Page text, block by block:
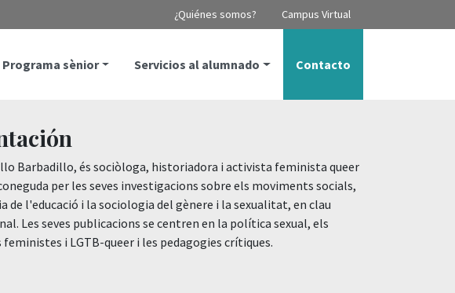
¿Quiénes somos? Campus Virtual
Programa sènior Servicios al alumnado Contacto
Barbadillo, és sociòloga, historiadora i activista feminista queer
per les seves investigacions sobre els moviments socials,
de l'educació i la sociologia del gènere i la sexualitat, en clau
Les seves publicacions se centren en la política sexual, els
i LGTB-queer i les pedagogies crítiques.